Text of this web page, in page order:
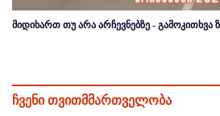
მიდიხართ თუ არა არჩევნებზე -
ჩვენი თვითმმართველობა